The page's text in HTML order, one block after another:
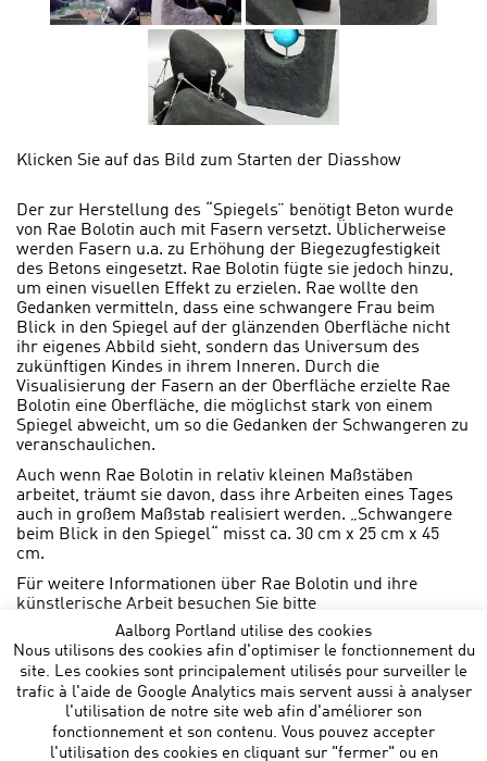
Klicken Sie auf das Bild zum Starten der Diasshow
Der zur Herstellung des “Spiegels” benötigt Beton wurde
von Rae Bolotin auch mit Fasern versetzt. Üblicherweise
werden Fasern u.a. zu Erhöhung der Biegezugfestigkeit
des Betons eingesetzt. Rae Bolotin fügte sie jedoch hinzu,
um einen visuellen Effekt zu erzielen. Rae wollte den
Gedanken vermitteln, dass eine schwangere Frau beim
Blick in den Spiegel auf der glänzenden Oberfläche nicht
ihr eigenes Abbild sieht, sondern das Universum des
zukünftigen Kindes in ihrem Inneren. Durch die
Visualisierung der Fasern an der Oberfläche erzielte Rae
Bolotin eine Oberfläche, die möglichst stark von einem
Spiegel abweicht, um so die Gedanken der Schwangeren zu
veranschaulichen.
Auch wenn Rae Bolotin in relativ kleinen Maßstäben
arbeitet, träumt sie davon, dass ihre Arbeiten eines Tages
auch in großem Maßstab realisiert werden. „Schwangere
beim Blick in den Spiegel“ misst ca. 30 cm x 25 cm x 45
cm.
Für weitere Informationen über Rae Bolotin und ihre
künstlerische Arbeit besuchen Sie bitte
www.raebolotin.com .
Aalborg Portland utilise des cookies
Nous utilisons des cookies afin d'optimiser le fonctionnement du
site. Les cookies sont principalement utilisés pour surveiller le
trafic à l'aide de Google Analytics mais servent aussi à analyser
l'utilisation de notre site web afin d'améliorer son
fonctionnement et son contenu. Vous pouvez accepter
l'utilisation des cookies en cliquant sur "fermer" ou en